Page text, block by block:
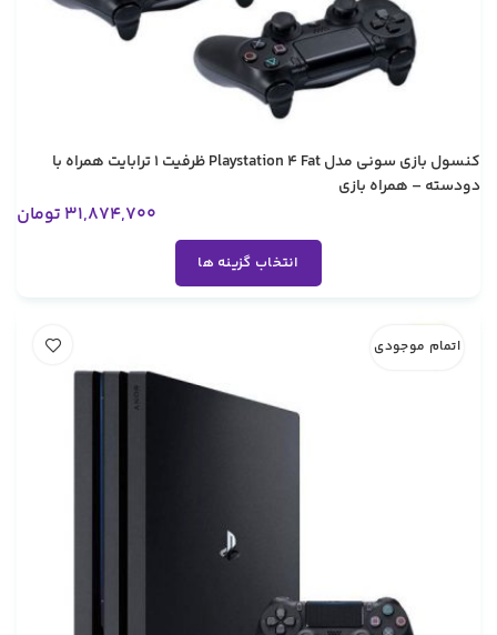
کنسول بازی سونی مدل Playstation 4 Fat ظرفیت 1 ترابایت همراه با
دودسته – همراه بازی
31,874,700 تومان
انتخاب گزینه ها
اتمام موجودی